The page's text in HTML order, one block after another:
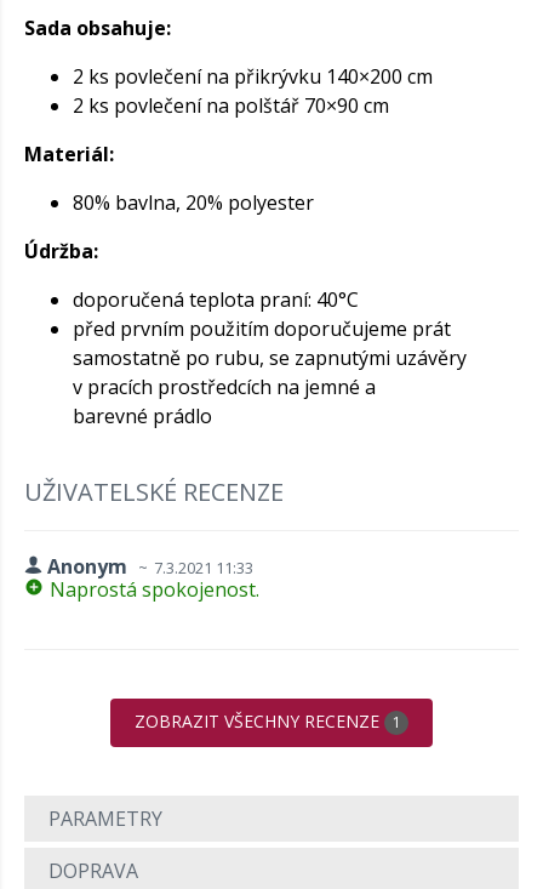
Sada obsahuje:
2 ks povlečení na přikrývku 140×200 cm
2 ks povlečení na polštář 70×90 cm
Materiál:
80% bavlna, 20% polyester
Údržba:
doporučená teplota praní: 40°C
před prvním použitím doporučujeme prát
samostatně po rubu, se zapnutými uzávěry
v pracích prostředcích na jemné a
barevné prádlo
UŽIVATELSKÉ RECENZE
Anonym 7.3.2021 11:33
Naprostá spokojenost.
ZOBRAZIT VŠECHNY RECENZE 1
PARAMETRY
DOPRAVA